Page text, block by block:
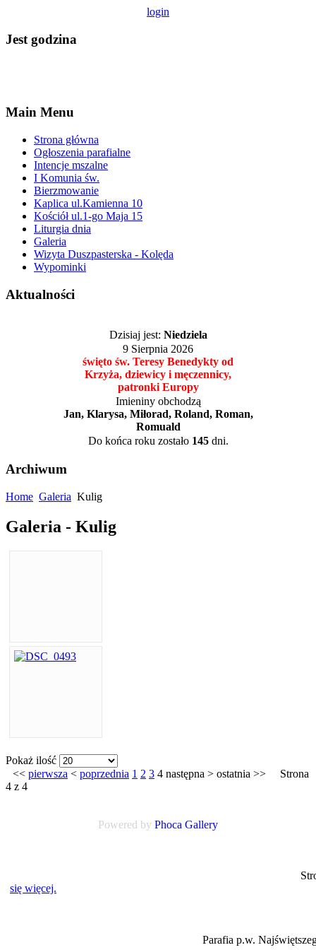
login
Jest godzina
Main Menu
Strona główna
Ogłoszenia parafialne
Intencje mszalne
I Komunia św.
Bierzmowanie
Kaplica ul.Kamienna 10
Kościół ul.1-go Maja 15
Liturgia dnia
Galeria
Wizyta Duszpasterska - Kolęda
Wypominki
Aktualności
Dzisiaj jest: Niedziela
9 Sierpnia 2026
święto św. Teresy Benedykty od
Krzyża, dziewicy i męczennicy,
patronki Europy
Imieniny obchodzą
Jan, Klarysa, Miłorad, Roland, Roman,
Romuald
Do końca roku zostało 145dni.
Archiwum
Home Galeria Kulig
Galeria - Kulig
Pokaż ilość
<< pierwsza < poprzednia 1 2 3 4 następna > ostatnia >>
Strona
4 z 4
Powered by Phoca Gallery
Strona
się więcej.
Parafia p.w. Najświętszego Serca Pana